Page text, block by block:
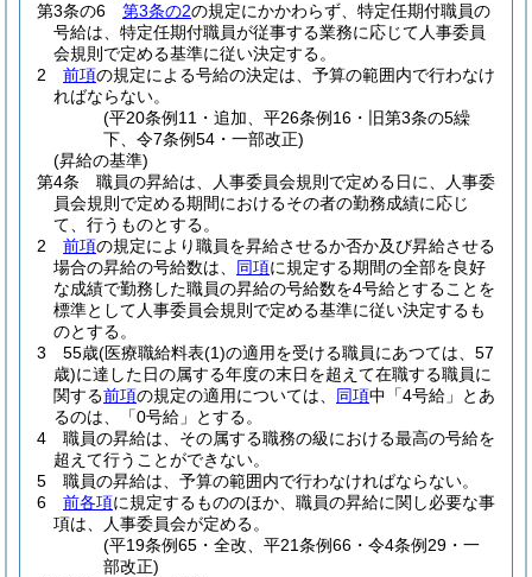
第3条の6
第3条の2の規定にかかわらず、特定任期付職員の
号給は、特定任期付職員が従事する業務に応じて人事委員
会規則で定める基準に従い決定する。
2
前項の規定による号給の決定は、予算の範囲内で行わなけ
ればならない。
(平20条例11・追加、平26条例16・旧第3条の5繰
下、令7条例54・一部改正)
(昇給の基準)
第4条
職員の昇給は、人事委員会規則で定める日に、人事委
員会規則で定める期間におけるその者の勤務成績に応じ
て、行うものとする。
2
前項の規定により職員を昇給させるか否か及び昇給させる
場合の昇給の号給数は、 同項に規定する期間の全部を良好
な成績で勤務した職員の昇給の号給数を4号給とすることを
標準として人事委員会規則で定める基準に従い決定するも
のとする。
3
55歳(医療職給料表(1)の適用を受ける職員にあつては、57
歳)に達した日の属する年度の末日を超えて在職する職員に
関する前項の規定の適用については、 同項中「4号給」とあ
るのは、「0号給」とする。
4
職員の昇給は、その属する職務の級における最高の号給を
超えて行うことができない。
5
職員の昇給は、予算の範囲内で行わなければならない。
6
前各項に規定するもののほか、職員の昇給に関し必要な事
項は、人事委員会が定める。
(平19条例65・全改、平21条例66・令4条例29・一
部改正)